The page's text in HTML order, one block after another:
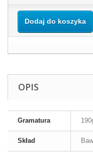
Dodaj do koszyka
OPIS
Gramatura
Skład